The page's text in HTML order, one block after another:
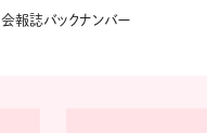
会報誌バックナンバー